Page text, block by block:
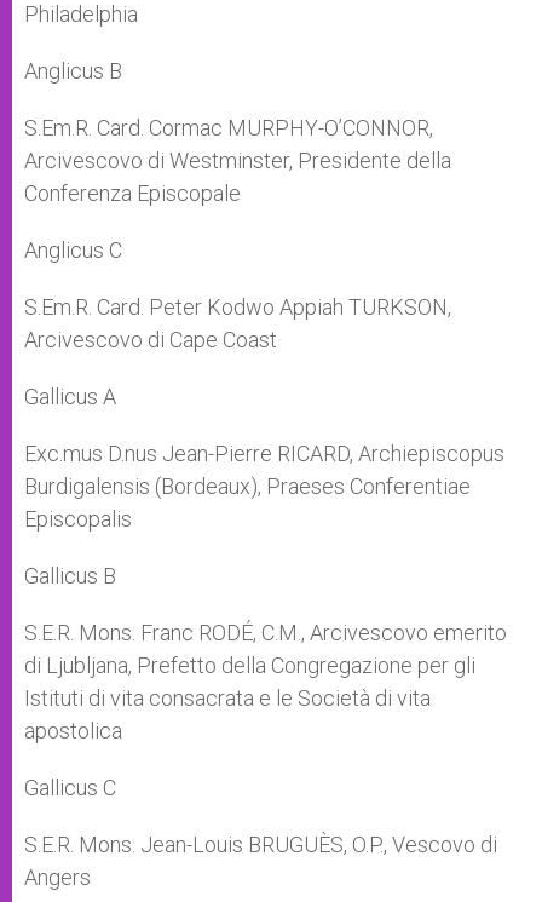
Philadelphia
Anglicus B
S.Em.R. Card. Cormac MURPHY-O’CONNOR,
Arcivescovo di Westminster, Presidente della
Conferenza Episcopale
Anglicus C
S.Em.R. Card. Peter Kodwo Appiah TURKSON,
Arcivescovo di Cape Coast
Gallicus A
Exc.mus D.nus Jean-Pierre RICARD, Archiepiscopus
Burdigalensis (Bordeaux), Praeses Conferentiae
Episcopalis
Gallicus B
S.E.R. Mons. Franc RODÉ, C.M., Arcivescovo emerito
di Ljubljana, Prefetto della Congregazione per gli
Istituti di vita consacrata e le Società di vita
apostolica
Gallicus C
S.E.R. Mons. Jean-Louis BRUGUÈS, O.P., Vescovo di
Angers